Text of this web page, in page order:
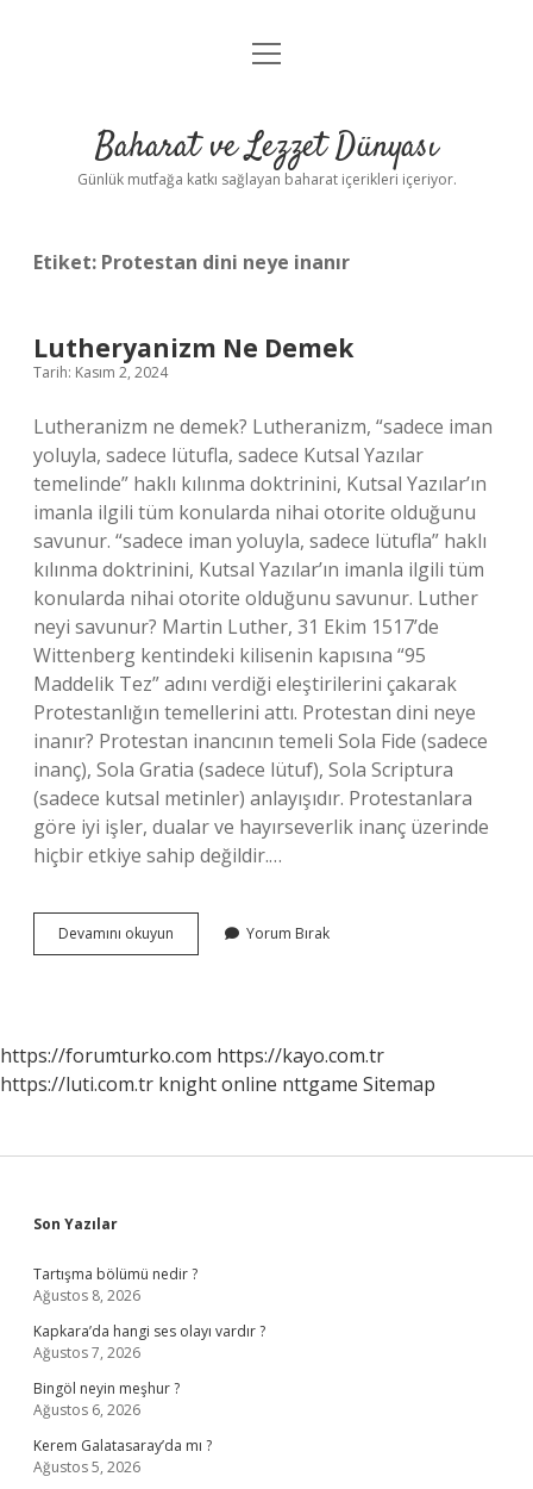
Anasayfa
Yasal Uyarı
menüyü
Baharat ve Lezzet Dünyası
Günlük mutfağa katkı sağlayan baharat içerikleri içeriyor.
Etiket: Protestan dini neye inanır
Lutheryanizm Ne Demek
Tarih: Kasım 2, 2024
Lutheranizm ne demek? Lutheranizm, “sadece iman
yoluyla, sadece lütufla, sadece Kutsal Yazılar
temelinde” haklı kılınma doktrinini, Kutsal Yazılar’ın
imanla ilgili tüm konularda nihai otorite olduğunu
savunur. “sadece iman yoluyla, sadece lütufla” haklı
kılınma doktrinini, Kutsal Yazılar’ın imanla ilgili tüm
konularda nihai otorite olduğunu savunur. Luther
neyi savunur? Martin Luther, 31 Ekim 1517’de
Wittenberg kentindeki kilisenin kapısına “95
Maddelik Tez” adını verdiği eleştirilerini çakarak
Protestanlığın temellerini attı. Protestan dini neye
inanır? Protestan inancının temeli Sola Fide (sadece
inanç), Sola Gratia (sadece lütuf), Sola Scriptura
(sadece kutsal metinler) anlayışıdır. Protestanlara
göre iyi işler, dualar ve hayırseverlik inanç üzerinde
hiçbir etkiye sahip değildir.…
Devamını okuyun Lutheryanizm
Ne
Yorum Bırak
https://forumturko.com https://kayo.com.tr
https://luti.com.tr knight online nttgame Sitemap
Sidebar
Son Yazılar
Tartışma bölümü nedir ?
Ağustos 8, 2026
Kapkara’da hangi ses olayı vardır ?
Ağustos 7, 2026
Bingöl neyin meşhur ?
Ağustos 6, 2026
Kerem Galatasaray’da mı ?
Ağustos 5, 2026